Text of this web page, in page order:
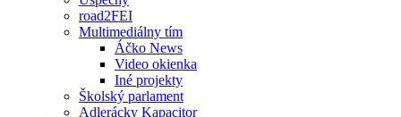
road2FEI
Multimediálny tím
Áčko News
Video okienka
Iné projekty
Školský parlament
Adlerácky Kapacitor